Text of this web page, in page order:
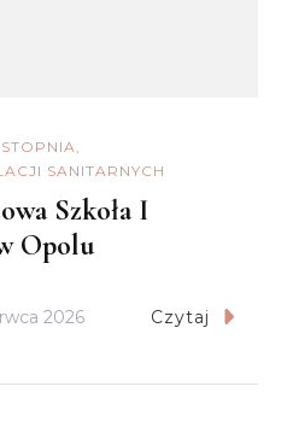
SANITARNYCH
Szkoła I
Opolu
2026 Czytaj